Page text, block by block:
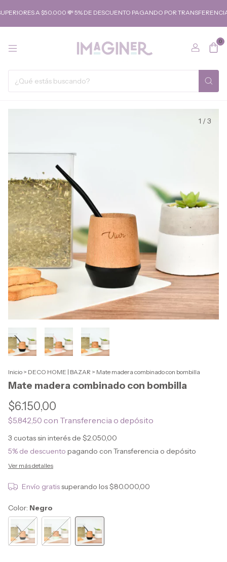
A $50.000 💸 5% DE DESCUENTO PAGANDO POR TRANSFERENCIA
0
1 /3
Inicio > DECO HOME | BAZAR > Mate madera combinado con bombilla
Mate madera combinado con bombilla
$6.150,00
$5.842,50 con Transferencia o depósito
3 cuotas sin interés de $2.050,00
5% de descuento pagando con Transferencia o depósito
Ver más detalles
Envío gratissuperando los$80.000,00
Color: Negro